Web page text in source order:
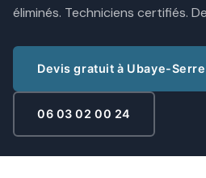
éliminés. Techniciens certifiés.
Devis gratuit à Ubaye-
06 03 02 00 24